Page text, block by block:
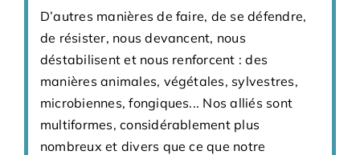
D’autres manières de faire, de se défendre,
de résister, nous devancent, nous
déstabilisent et nous renforcent : des
manières animales, végétales, sylvestres,
microbiennes, fongiques... Nos alliés sont
multiformes, considérablement plus
nombreux et divers que ce que notre